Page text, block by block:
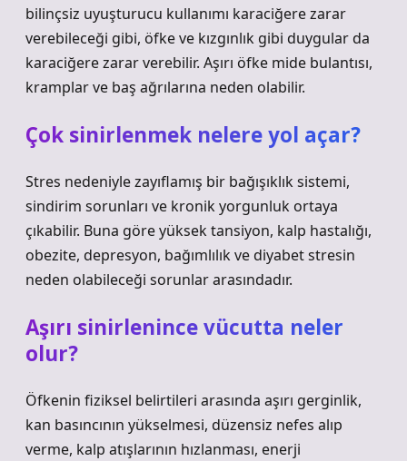
bilinçsiz uyuşturucu kullanımı karaciğere zarar
verebileceği gibi, öfke ve kızgınlık gibi duygular da
karaciğere zarar verebilir. Aşırı öfke mide bulantısı,
kramplar ve baş ağrılarına neden olabilir.
Çok sinirlenmek nelere yol açar?
Stres nedeniyle zayıflamış bir bağışıklık sistemi,
sindirim sorunları ve kronik yorgunluk ortaya
çıkabilir. Buna göre yüksek tansiyon, kalp hastalığı,
obezite, depresyon, bağımlılık ve diyabet stresin
neden olabileceği sorunlar arasındadır.
Aşırı sinirlenince vücutta neler
olur?
Öfkenin fiziksel belirtileri arasında aşırı gerginlik,
kan basıncının yükselmesi, düzensiz nefes alıp
verme, kalp atışlarının hızlanması, enerji